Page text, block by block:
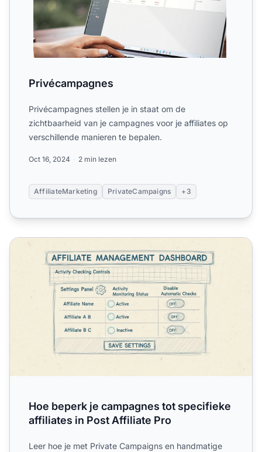
Privécampagnes
Privécampagnes stellen je in staat om de
zichtbaarheid van je campagnes voor je affiliates op
verschillende manieren te bepalen.
Oct 16, 2024 2 min lezen
AffiliateMarketing PrivateCampaigns +3
Hoe beperk je campagnes tot specifieke affiliates in Post
Hoe beperk je campagnes tot specifieke
affiliates in Post Affiliate Pro
Leer hoe je met Private Campaigns en handmatige